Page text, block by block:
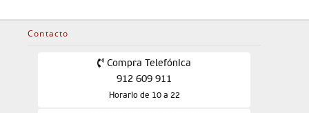
Contacto
Compra Telefónica
912 609 911
Horario de 10 a 22